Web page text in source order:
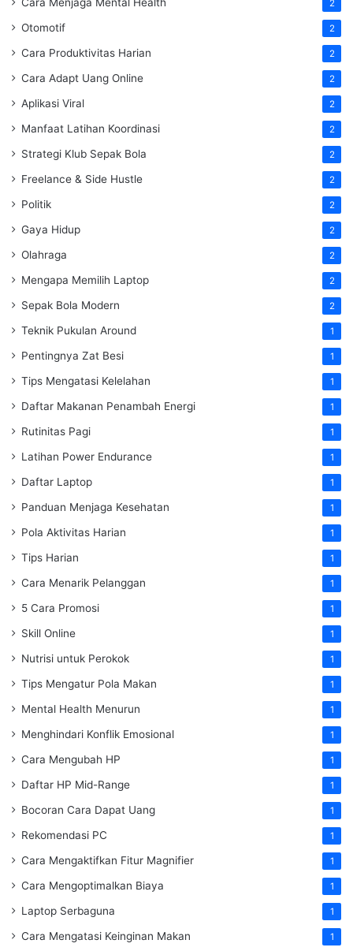
2
Otomotif 2
Cara Produktivitas Harian 2
Cara Adapt Uang Online 2
Aplikasi Viral 2
Manfaat Latihan Koordinasi 2
Strategi Klub Sepak Bola 2
Freelance & Side Hustle 2
Politik 2
Gaya Hidup 2
Olahraga 2
Mengapa Memilih Laptop 2
Sepak Bola Modern 2
Teknik Pukulan Around 1
Pentingnya Zat Besi 1
Tips Mengatasi Kelelahan 1
Daftar Makanan Penambah Energi 1
Rutinitas Pagi 1
Latihan Power Endurance 1
Daftar Laptop 1
Panduan Menjaga Kesehatan 1
Pola Aktivitas Harian 1
Tips Harian 1
Cara Menarik Pelanggan 1
5 Cara Promosi 1
Skill Online 1
Nutrisi untuk Perokok 1
Tips Mengatur Pola Makan 1
Mental Health Menurun 1
Menghindari Konflik Emosional 1
Cara Mengubah HP 1
Daftar HP Mid-Range 1
Bocoran Cara Dapat Uang 1
Rekomendasi PC 1
Cara Mengaktifkan Fitur Magnifier 1
Cara Mengoptimalkan Biaya 1
Laptop Serbaguna 1
Cara Mengatasi Keinginan Makan 1